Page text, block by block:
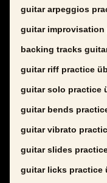
guitar arpeggios
guitar improvisation
backing tracks
guitar riff practice
guitar solo practice
guitar bends
guitar vibrato
guitar slides
guitar licks practice